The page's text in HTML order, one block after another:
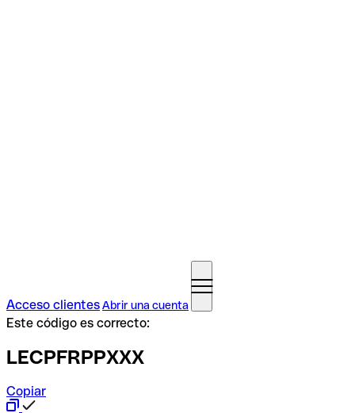
Acceso clientesAbrir una cuenta
Este código es correcto:
LECPFRPPXXX
Copiar